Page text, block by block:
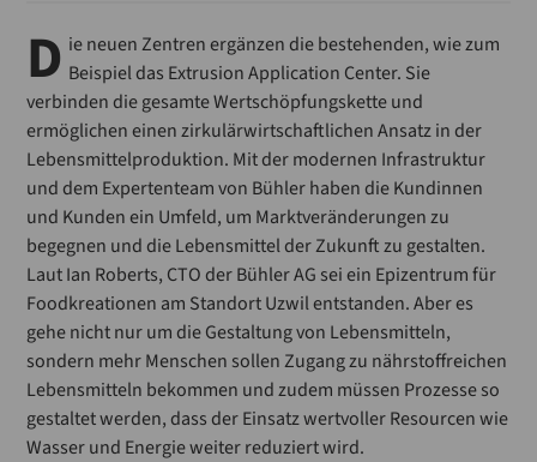
D ie neuen Zentren ergänzen die bestehenden, wie zum
Beispiel das Extrusion Application Center. Sie
verbinden die gesamte Wertschöpfungskette und
ermöglichen einen zirkulärwirtschaftlichen Ansatz in der
Lebensmittelproduktion. Mit der modernen Infrastruktur
und dem Expertenteam von Bühler haben die Kundinnen
und Kunden ein Umfeld, um Marktveränderungen zu
begegnen und die Lebensmittel der Zukunft zu gestalten.
Laut Ian Roberts, CTO der Bühler AG sei ein Epizentrum für
Foodkreationen am Standort Uzwil entstanden. Aber es
gehe nicht nur um die Gestaltung von Lebensmitteln,
sondern mehr Menschen sollen Zugang zu nährstoffreichen
Lebensmitteln bekommen und zudem müssen Prozesse so
gestaltet werden, dass der Einsatz wertvoller Resourcen wie
Wasser und Energie weiter reduziert wird.